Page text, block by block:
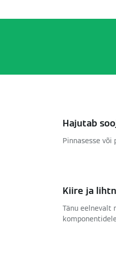
Hajutab
Pinnasesse või
Kiire ja
Tänu eelnevalt